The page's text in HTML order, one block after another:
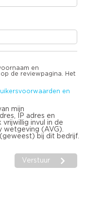
en
de reviewpagina. Het
en
mijn
IP adres en
invul in de
wetgeving (AVG).
bij dit bedrijf.
Verstuur